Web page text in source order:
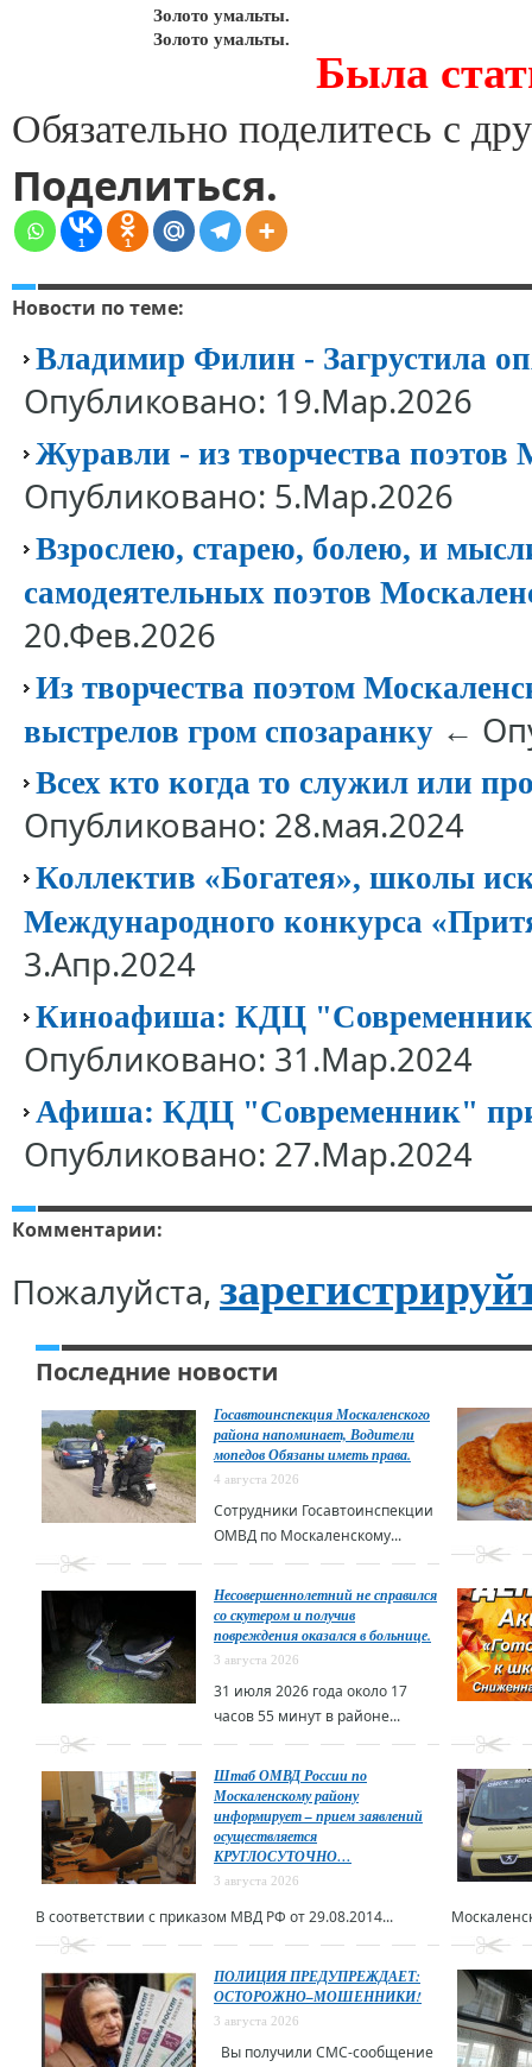
Золото умальты.
Золото умальты.
Была
Обязательно поделитесь с
Поделиться.
1 1
Новости по теме:
Владимир Филин - Загрустила
Опубликовано: 19.Мар.2026
Журавли - из творчества поэтов
Опубликовано: 5.Мар.2026
Взрослею, старею, болею, и
самодеятельных поэтов
20.Фев.2026
Из творчества поэтом
выстрелов гром спозаранку ←
Всех кто когда то служил или
Опубликовано: 28.мая.2024
Коллектив «Богатея», школы
Международного конкурса
3.Апр.2024
Киноафиша: КДЦ
Опубликовано: 31.Мар.2024
Афиша: КДЦ "Современник"
Опубликовано: 27.Мар.2024
Комментарии:
Пожалуйста,
Последние новости
Госавтоинспекция Москаленского
района напоминает, Водители
мопедов Обязаны иметь права.
4 августа 2026
Сотрудники Госавтоинспекции
ОМВД по Москаленскому...
Несовершеннолетний не справился
со скутером и получив
повреждения оказался в больнице.
3 августа 2026
31 июля 2026 года около 17
часов 55 минут в районе...
Штаб ОМВД России по
Москаленскому району
информирует – прием заявлений
осуществляется
КРУГЛОСУТОЧНО…
3 августа 2026
В соответствии с приказом МВД РФ от 29.08.2014...
ПОЛИЦИЯ ПРЕДУПРЕЖДАЕТ:
ОСТОРОЖНО–МОШЕННИКИ!
3 августа 2026
Вы получили СМС-сообщение